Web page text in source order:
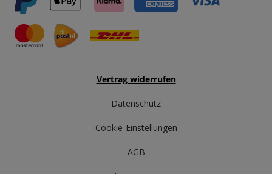
Vertrag widerrufen
Datenschutz
Cookie-Einstellungen
AGB